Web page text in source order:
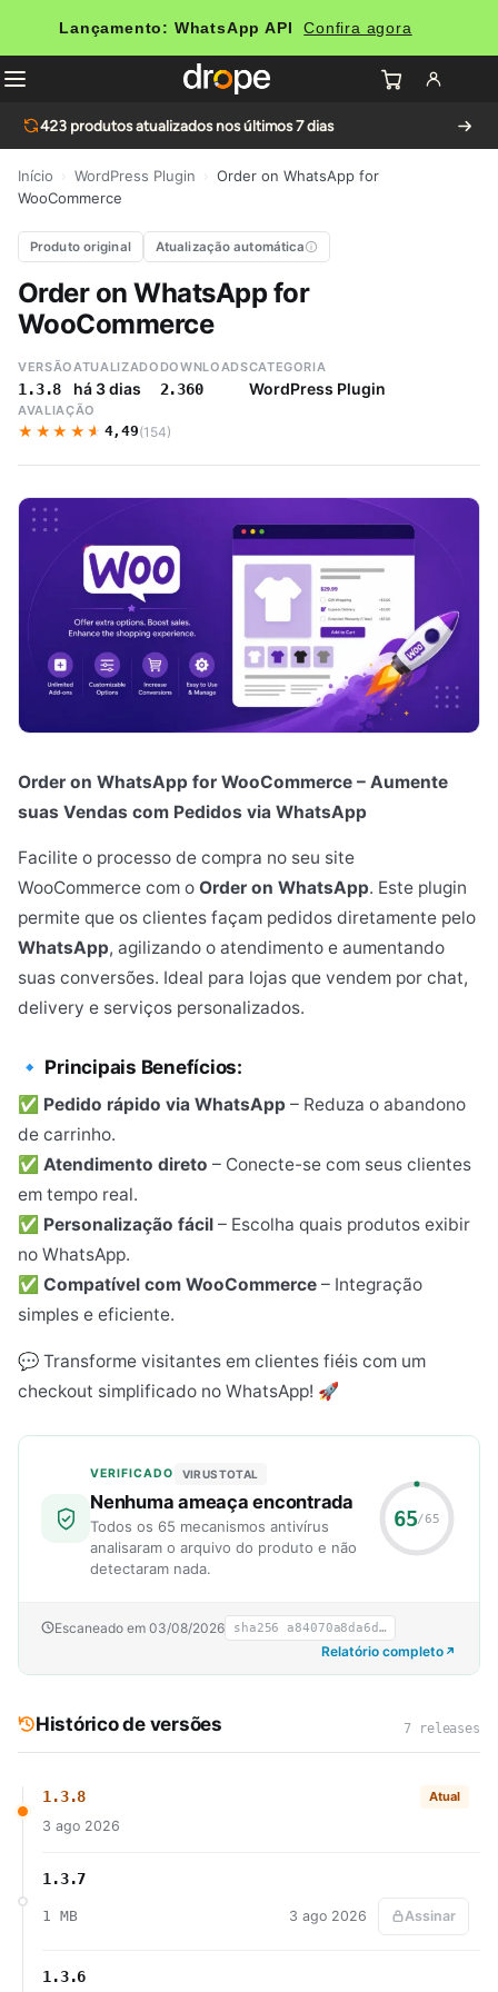
Lançamento: WhatsApp API Confira agora
423 produtos atualizados nos últimos 7 dias
Início WordPress Plugin
Order on WhatsApp for
WooCommerce
Produto original Atualização automática
Order on WhatsApp for
WooCommerce
VERSÃO
1.3.8
ATUALIZADO
há 3 dias
DOWNLOADS
2.360
CATEGORIA
WordPress Plugin
AVALIAÇÃO
★★★★★
★★★★★ 4,49(154)
Order on WhatsApp for WooCommerce – Aumente
suas Vendas com Pedidos via WhatsApp
Facilite o processo de compra no seu site
WooCommerce com o Order on WhatsApp. Este plugin
permite que os clientes façam pedidos diretamente pelo
WhatsApp, agilizando o atendimento e aumentando
suas conversões. Ideal para lojas que vendem por chat,
delivery e serviços personalizados.
🔹 Principais Benefícios:
✅ Pedido rápido via WhatsApp – Reduza o abandono
de carrinho.
✅ Atendimento direto – Conecte-se com seus clientes
em tempo real.
✅ Personalização fácil – Escolha quais produtos exibir
no WhatsApp.
✅ Compatível com WooCommerce – Integração
simples e eficiente.
💬 Transforme visitantes em clientes fiéis com um
checkout simplificado no WhatsApp! 🚀
VERIFICADO VIRUSTOTAL
Nenhuma ameaça encontrada
Todos os 65 mecanismos antivírus
analisaram o arquivo do produto e não
detectaram nada.
65/65
Escaneado em 03/08/2026 sha256 a84070a8da6d…
Relatório completo
Histórico de versões 7 releases
1.3.8 Atual
3 ago 2026
1.3.7
1 MB 3 ago 2026 Assinar
1.3.6